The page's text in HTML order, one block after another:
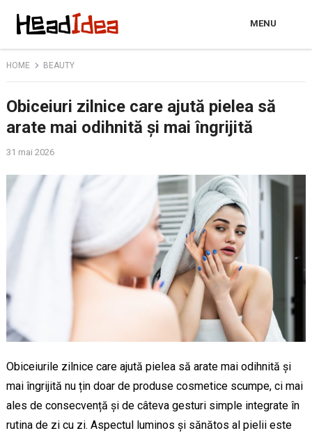
MENU
HOME BEAUTY
Obiceiuri zilnice care ajută pielea să
arate mai odihnită și mai îngrijită
31 mai 2026
Obiceiurile zilnice care ajută pielea să arate mai odihnită și
mai îngrijită nu țin doar de produse cosmetice scumpe, ci mai
ales de consecvență și de câteva gesturi simple integrate în
rutina de zi cu zi. Aspectul luminos și sănătos al pielii este